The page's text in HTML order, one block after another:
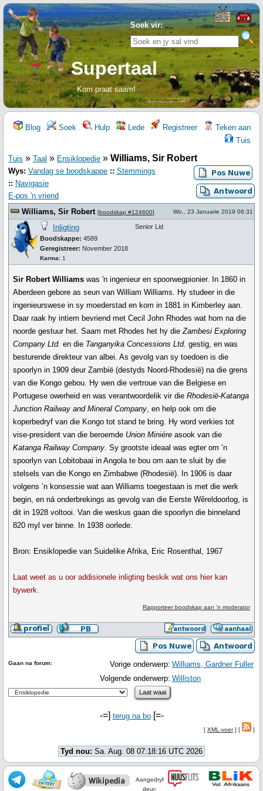
Soek vir:
Supertaal
Kom praat saam!
Blog Soek Hulp Lede Registreer
Teken aan
Tuis
Tuis » Taal » Ensiklopedie » Williams, Sir Robert
Wys: Vandag se boodskappe :: Stemmings
:: Navigasie
E-pos 'n vriend
Williams, Sir Robert [boodskap #124600] Wo., 23 Januarie 2019 06:31
Inligting
Boodskappe: 4589
Geregistreer: November 2018
Karma: 1
Senior Lid
Sir Robert Williams was 'n ingenieur en spoorwegpionier. In 1860 in
Aberdeen gebore as seun van William Williams. Hy studeer in die
ingenieurswese in sy moederstad en kom in 1881 in Kimberley aan.
Daar raak hy intiem bevriend met Cecil John Rhodes wat hom na die
noorde gestuur het. Saam met Rhodes het hy dieZambesi Exploring
Company Ltd. en die Tanganyika Concessions Ltd. gestig, en was
besturende direkteur van albei. As gevolg van sy toedoen is die
spoorlyn in 1909 deur Zambië (destyds Noord-Rhodesië) na die grens
van die Kongo gebou. Hy wen die vertroue van die Belgiese en
Portugese owerheid en was verantwoordelik vir dieRhodesië-Katanga
Junction Railway and Mineral Company, en help ook om die
koperbedryf van die Kongo tot stand te bring. Hy word verkies tot
vise-president van die beroemde Union Miniére asook van die
Katanga Railway Company. Sy grootste ideaal was egter om ’n
spoorlyn van Lobitobaai in Angola te bou om aan te sluit by die
stelsels van die Kongo en Zimbabwe (Rhodesië). In 1906 is daar
volgens ’n konsessie wat aan Williams toegestaan is met die werk
begin, en ná onderbrekings as gevolg van die Eerste Wêreldoorlog, is
dit in 1928 voltooi. Van die weskus gaan die spoorlyn die binneland
820 myl ver binne. In 1938 oorlede.
Bron: Ensiklopedie van Suidelike Afrika, Eric Rosenthal, 1967
Laat weet as u oor addisionele inligting beskik wat ons hier kan
bywerk.
Rapporteer boodskap aan 'n moderator
Vorige onderwerp: Williams, Gardner Fuller
Volgende onderwerp: Williston
Gaan na forum:
-=] terug na bo[=-
[ XML-voer] [ ]
Tyd nou: Sa. Aug. 08 07:18:16 UTC 2026
Aangedryf
deur: